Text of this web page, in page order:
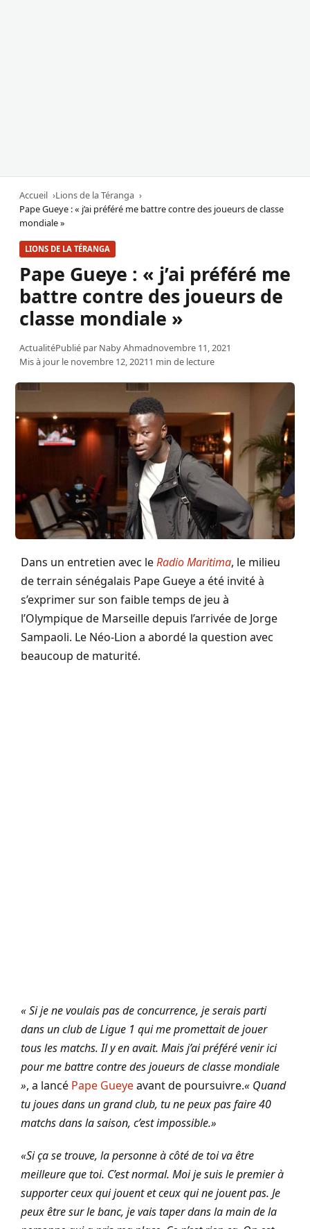
Accueil
Lions de la Téranga
Pape Gueye : « j’ai préféré me battre contre des joueurs de classe
mondiale »
LIONS DE LA TÉRANGA
Pape Gueye : « j’ai préféré me
battre contre des joueurs de
classe mondiale »
ActualitéPublié par Naby Ahmadnovembre 11, 2021
Mis à jour le novembre 12, 20211 min de lecture
Dans un entretien avec leRadio Maritima, le milieu
de terrain sénégalais Pape Gueye a été invité à
s’exprimer sur son faible temps de jeu à
l’Olympique de Marseille depuis l’arrivée de Jorge
Sampaoli. Le Néo-Lion a abordé la question avec
beaucoup de maturité.
« Si je ne voulais pas de concurrence, je serais parti
dans un club de Ligue 1 qui me promettait de jouer
tous les matchs. Il y en avait. Mais j’ai préféré venir ici
pour me battre contre des joueurs de classe mondiale
», a lancé Pape Gueyeavant de poursuivre.« Quand
tu joues dans un grand club, tu ne peux pas faire 40
matchs dans la saison, c’est impossible.»
«Si ça se trouve, la personne à côté de toi va être
meilleure que toi. C’est normal. Moi je suis le premier à
supporter ceux qui jouent et ceux qui ne jouent pas. Je
peux être sur le banc, je vais taper dans la main de la